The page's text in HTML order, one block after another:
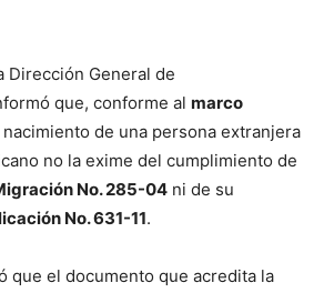
Dirección General de
que, conforme al marco
nacimiento de una persona extranjera
no la exime del cumplimiento de
No. 285-04 ni de su
No. 631-11.
que el documento que acredita la